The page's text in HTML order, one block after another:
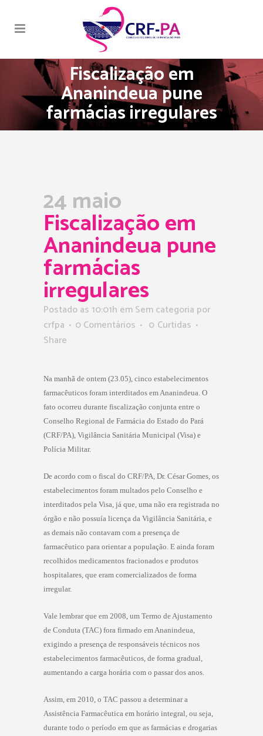
Fiscalização em
Ananindeua pune
farmácias irregulares
24 maio
Fiscalização em
Ananindeua pune
farmácias
irregulares
Postado as 10:01h em Sem categoria por
crfpa
0 Comentários 0 Curtidas
Share
Na manhã de ontem (23.05), cinco estabelecimentos
farmacêuticos foram interditados em Ananindeua. O
fato ocorreu durante fiscalização conjunta entre o
Conselho Regional de Farmácia do Estado do Pará
(CRF/PA), Vigilância Sanitária Municipal (Visa) e
Polícia Militar.
De acordo com o fiscal do CRF/PA, Dr. César Gomes, os
estabelecimentos foram multados pelo Conselho e
interditados pela Visa, já que, uma não era registrada no
órgão e não possuía licença da Vigilância Sanitária, e
as demais não contavam com a presença de
farmacêutico para orientar a população. E ainda foram
recolhidos medicamentos fracionados e produtos
hospitalares, que eram comercializados de forma
irregular.
Vale lembrar que em 2008, um Termo de Ajustamento
de Conduta (TAC) fora firmado em Ananindeua,
exigindo a presença de responsáveis técnicos nos
estabelecimentos farmacêuticos, de forma gradual,
aumentando a carga horária com o passar dos anos.
Assim, em 2010, o TAC passou a determinar a
Assistência Farmacêutica em horário integral, ou seja,
durante todo o período em que as farmácias e drogarias